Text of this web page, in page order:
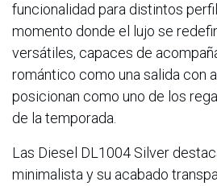
funcionalidad para distintos
momento donde el lujo se
versátiles, capaces de
romántico como una salida con
posicionan como uno de los
de la temporada.
Las Diesel DL1004 Silver
minimalista y su acabado